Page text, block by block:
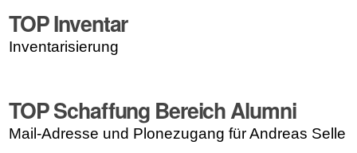
TOP Inventar
Inventarisierung
TOP Schaffung Bereich Alumni
Mail-Adresse und Plonezugang für Andreas Selle